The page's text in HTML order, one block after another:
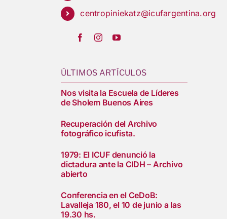
centropiniekatz@icufargentina.org
ÚLTIMOS ARTÍCULOS
Nos visita la Escuela de Líderes
de Sholem Buenos Aires
Recuperación del Archivo
fotográfico icufista.
1979: El ICUF denunció la
dictadura ante la CIDH – Archivo
abierto
Conferencia en el CeDoB:
Lavalleja 180, el 10 de junio a las
19.30 hs.